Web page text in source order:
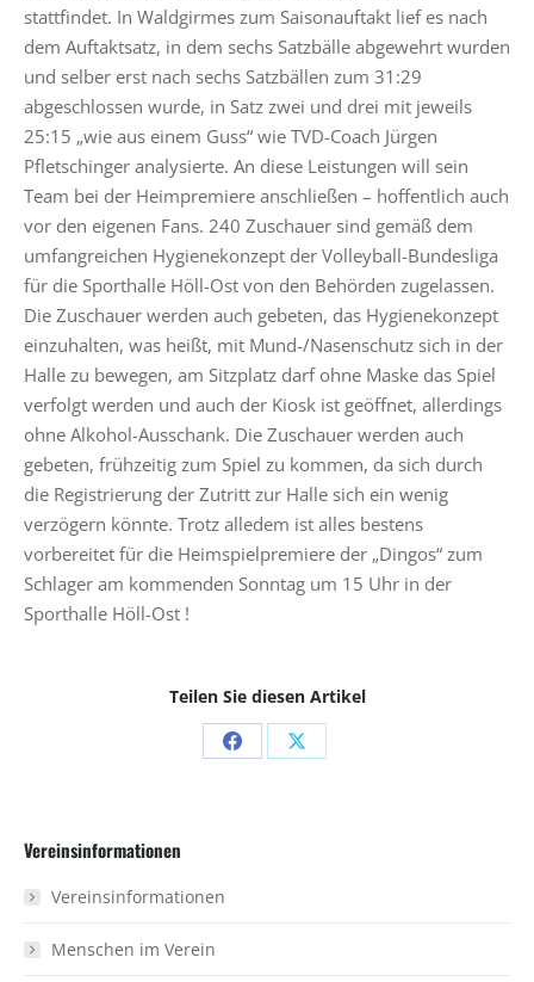
stattfindet. In Waldgirmes zum Saisonauftakt lief es nach
dem Auftaktsatz, in dem sechs Satzbälle abgewehrt wurden
und selber erst nach sechs Satzbällen zum 31:29
abgeschlossen wurde, in Satz zwei und drei mit jeweils
25:15 „wie aus einem Guss“ wie TVD-Coach Jürgen
Pfletschinger analysierte. An diese Leistungen will sein
Team bei der Heimpremiere anschließen – hoffentlich auch
vor den eigenen Fans. 240 Zuschauer sind gemäß dem
umfangreichen Hygienekonzept der Volleyball-Bundesliga
für die Sporthalle Höll-Ost von den Behörden zugelassen.
Die Zuschauer werden auch gebeten, das Hygienekonzept
einzuhalten, was heißt, mit Mund-/Nasenschutz sich in der
Halle zu bewegen, am Sitzplatz darf ohne Maske das Spiel
verfolgt werden und auch der Kiosk ist geöffnet, allerdings
ohne Alkohol-Ausschank. Die Zuschauer werden auch
gebeten, frühzeitig zum Spiel zu kommen, da sich durch
die Registrierung der Zutritt zur Halle sich ein wenig
verzögern könnte. Trotz alledem ist alles bestens
vorbereitet für die Heimspielpremiere der „Dingos“ zum
Schlager am kommenden Sonntag um 15 Uhr in der
Sporthalle Höll-Ost !
Teilen Sie diesen Artikel
Share Share
Vereinsinformationen
Vereinsinformationen
Menschen im Verein